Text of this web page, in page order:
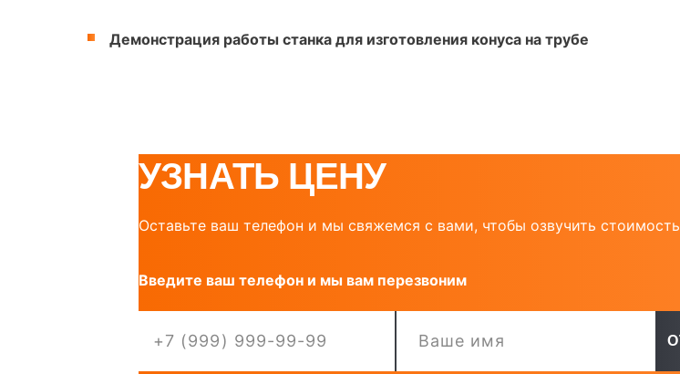
Демонстрация работы станка для изготовления конуса на трубе
УЗНАТЬ ЦЕНУ
Оставьте ваш телефон и мы свяжемся с вами, чтобы озвучить стоимость
Введите ваш телефон и мы вам перезвоним